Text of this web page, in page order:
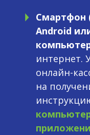
Смартфон
Android
интернет.
онлайн-
на